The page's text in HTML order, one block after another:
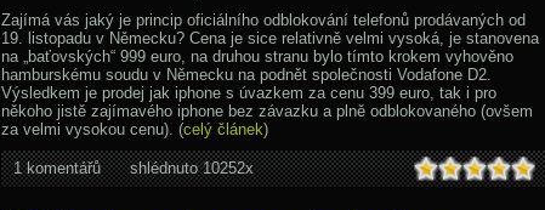
Zajímá vás jaký je princip oficiálního odblokování telefonů prodávaných od
19. listopadu v Německu? Cena je sice relativně velmi vysoká, je stanovena
na „baťovských“ 999 euro, na druhou stranu bylo tímto krokem vyhověno
hamburskému soudu v Německu na podnět společnosti Vodafone D2.
Výsledkem je prodej jak iphone s úvazkem za cenu 399 euro, tak i pro
někoho jistě zajímavého iphone bez závazku a plně odblokovaného (ovšem
za velmi vysokou cenu). (celý článek)
1 komentářů shlédnuto 10252x